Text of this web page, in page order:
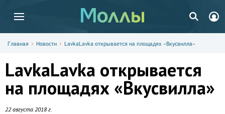
Главная Новости LavkaLavka открывается на площадях «Вкусвилла»
LavkaLavka открывается
на площадях «Вкусвилла»
22 августа 2018 г.